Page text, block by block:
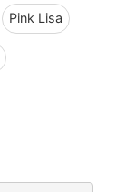
Pink Lisa